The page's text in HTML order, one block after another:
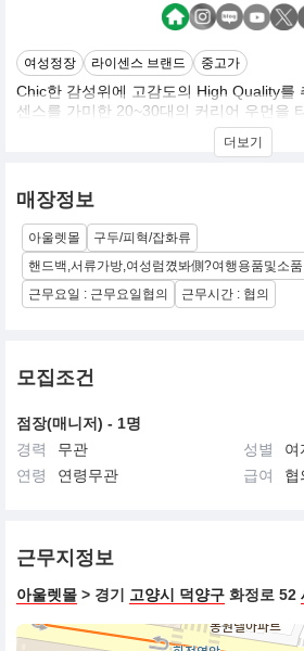
여성정장 라이센스 브랜드 중고가
Chic한 감성위에 고감도의 High Quality를
센스를 가미한 20~30대의 커리어 우먼을
게 on-time off-time의 자기연출을 표현하
더보기
매장정보
아울렛몰
구두/피혁/잡화류
핸드백,서류가방,여성럼꼈봐側?여행용품및소품
근무요일 : 근무요일협의
근무시간 : 협의
모집조건
점장(매니저) - 1명
경력
무관 성별
여
연령
연령무관 급여 협
근무지정보
아울렛몰 > 경기 고양시 덕양구 화정로 52